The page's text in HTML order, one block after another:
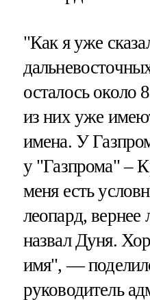
"Как я уже
осталось около
из них уже
имена. У
у "Газпрома" –
меня есть
леопард, вернее
назвал Дуня.
имя", —
руководитель